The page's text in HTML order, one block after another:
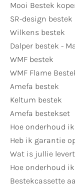
Mooi Bestek
SR-design bestek
Wilkens bestek
Dalper bestek -
WMF bestek
WMF Flame
Amefa bestek
Keltum bestek
Amefa bestekset
Hoe onderhoud
Heb ik garantie
Wat is jullie
Hoe onderhoud
Bestekcassette